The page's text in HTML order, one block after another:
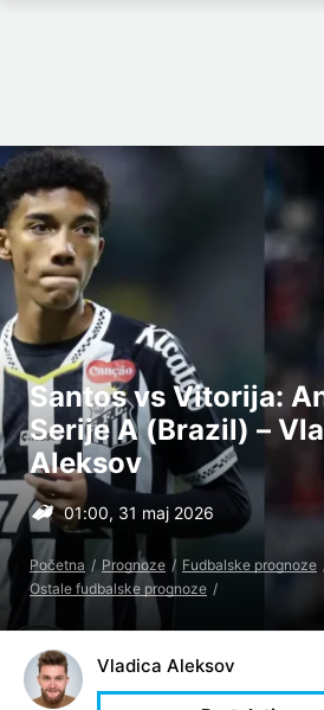
Santos vs Vitorija:
Serije A (Brazil) –
Aleksov
01:00, 31 maj 2026
Početna Prognoze
Fudbalske prognoze
Ostale fudbalske prognoze
Vladica Aleksov